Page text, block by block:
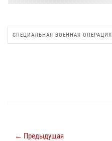
СПЕЦИАЛЬНАЯ ВОЕННАЯ ОПЕРАЦИЯ
← Предыдущая